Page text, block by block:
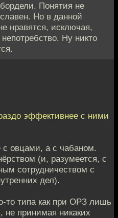
Понятия не
Но в данной
нравятся, исключая,
Ну никто
эффективнее с ними
с овцами, а с чабаном.
(и, разумеется, с
сотрудничеством с
дел).
то типа как при ОРЗ лишь
не принимая никаких